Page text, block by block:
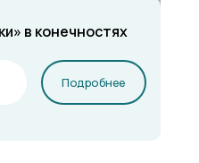
в конечностях
Подробнее